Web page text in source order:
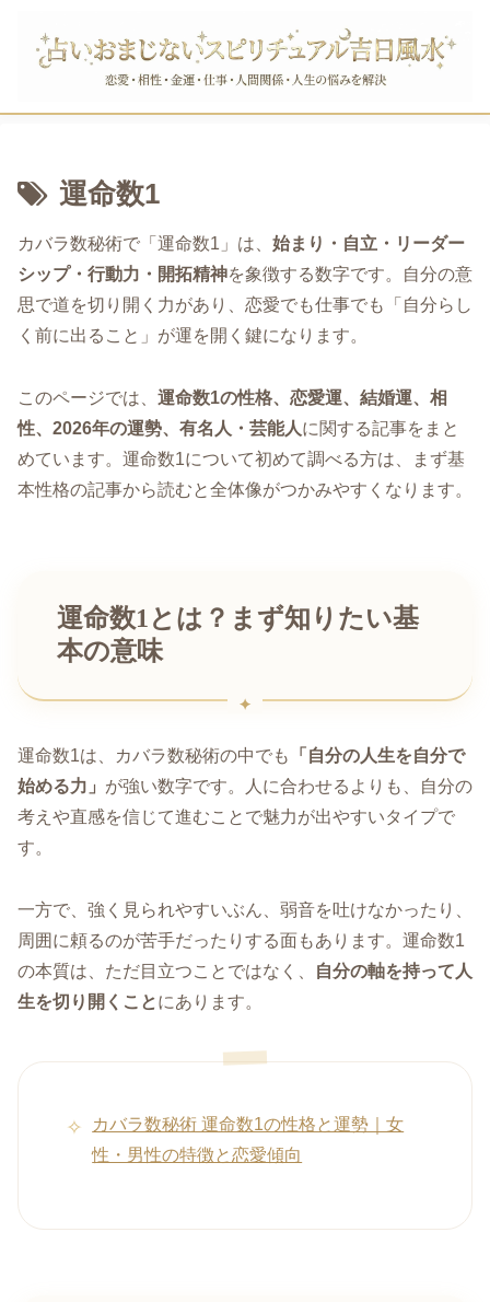
運命数1
カバラ数秘術で「運命数1」は、 始まり・自立・リーダー
シップ・行動力・開拓精神を象徴する数字です。自分の意
思で道を切り開く力があり、恋愛でも仕事でも「自分らし
く前に出ること」が運を開く鍵になります。
このページでは、 運命数1の性格、恋愛運、結婚運、相
性、2026年の運勢、有名人・芸能人に関する記事をまと
めています。運命数1について初めて調べる方は、まず基
本性格の記事から読むと全体像がつかみやすくなります。
運命数1とは？まず知りたい基
本の意味
運命数1は、カバラ数秘術の中でも
「自分の人生を自分で
始める力」 が強い数字です。人に合わせるよりも、自分の
考えや直感を信じて進むことで魅力が出やすいタイプで
す。
一方で、強く見られやすいぶん、弱音を吐けなかったり、
周囲に頼るのが苦手だったりする面もあります。運命数1
の本質は、ただ目立つことではなく、
自分の軸を持って人
生を切り開くことにあります。
カバラ数秘術 運命数1の性格と運勢｜女
性・男性の特徴と恋愛傾向